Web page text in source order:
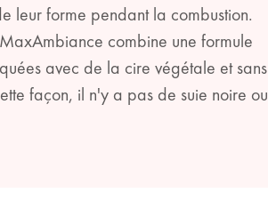
leur forme pendant la combustion.
combine une formule
avec de la cire végétale et sans
façon, il n'y a pas de suie noire ou